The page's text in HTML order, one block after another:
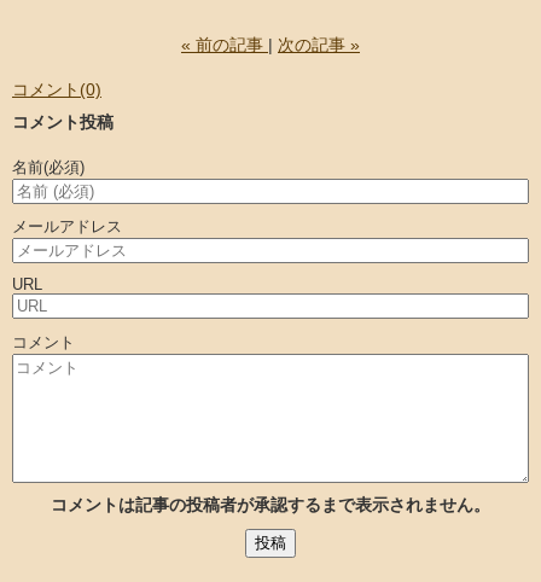
« 前の記事 次の記事 »
コメント(0)
コメント投稿
名前(必須)
メールアドレス
URL
コメント
コメントは記事の投稿者が承認するまで表示されません。